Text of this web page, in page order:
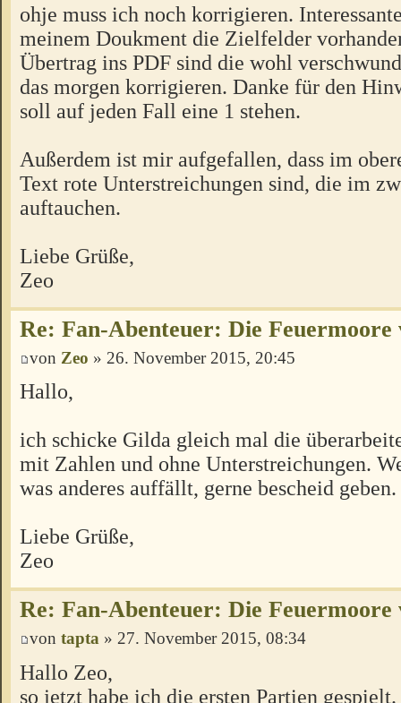
ohje muss ich noch korrigieren.
meinem Doukment die Zielfelder
Übertrag ins PDF sind die wohl
das morgen korrigieren. Danke für den
soll auf jeden Fall eine 1 stehen.
Außerdem ist mir aufgefallen, dass im
Text rote Unterstreichungen sind, die im
auftauchen.
Liebe Grüße,
Zeo
Re: Fan-Abenteuer: Die Feuermoore
von Zeo » 26. November 2015, 20:45
Hallo,
ich schicke Gilda gleich mal die
mit Zahlen und ohne Unterstreichungen.
was anderes auffällt, gerne bescheid geben.
Liebe Grüße,
Zeo
Re: Fan-Abenteuer: Die Feuermoore
von tapta » 27. November 2015, 08:34
Hallo Zeo,
so jetzt habe ich die ersten Partien